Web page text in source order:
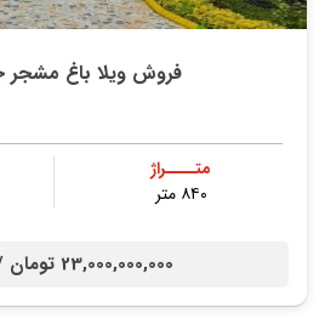
فروش ویلا باغ مشجر
متــــراژ
۸۴۰ متر
23,000,000,000 تومان /